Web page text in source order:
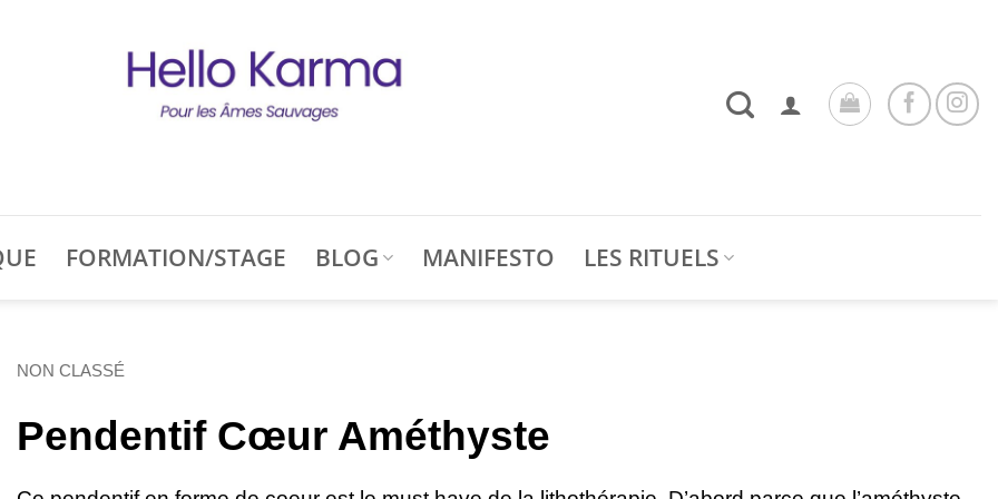
FORMATION/STAGE BLOG MANIFESTO LES RITUELS
NON CLASSÉ
Pendentif Cœur Améthyste